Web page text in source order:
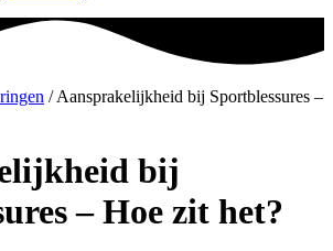
/Aansprakelijkheid bij Sportblessures –
bij
– Hoe zit het?